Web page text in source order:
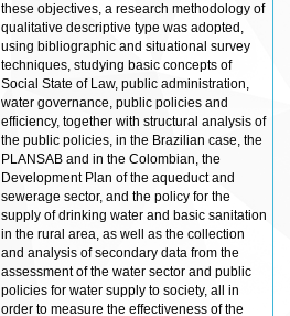
these objectives, a research methodology of
qualitative descriptive type was adopted,
using bibliographic and situational survey
techniques, studying basic concepts of
Social State of Law, public administration,
water governance, public policies and
efficiency, together with structural analysis of
the public policies, in the Brazilian case, the
PLANSAB and in the Colombian, the
Development Plan of the aqueduct and
sewerage sector, and the policy for the
supply of drinking water and basic sanitation
in the rural area, as well as the collection
and analysis of secondary data from the
assessment of the water sector and public
policies for water supply to society, all in
order to measure the effectiveness of the